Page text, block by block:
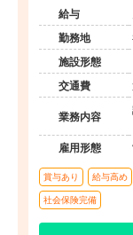
給与
勤務地
施設形態
交通費
業務内容
雇用形態
賞与あり 給与高め
社会保険完備